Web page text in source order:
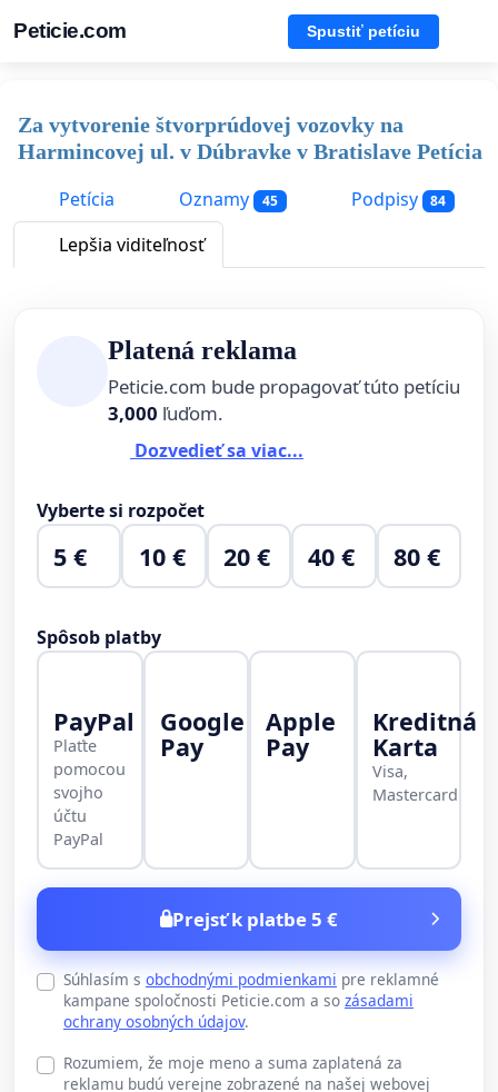
Peticie.com Spustiť petíciu
Za vytvorenie štvorprúdovej vozovky na
Harmincovej ul. v Dúbravke v Bratislave Petícia
Petícia
Oznamy 45 Podpisy 84
Lepšia viditeľnosť
Platená reklama
Peticie.com bude propagovať túto petíciu
3,000 ľuďom.
Dozvedieť sa viac...
Vyberte si rozpočet
5 € 10 € 20 € 40 € 80 €
Spôsob platby
PayPal
Plaťte
pomocou
svojho
účtu
PayPal
Google
Pay
Apple
Pay
Kreditná
Karta
Visa,
Mastercard
Prejsť k platbe 5 €
Súhlasím s obchodnými podmienkami pre reklamné
kampane spoločnosti Peticie.com a so zásadami
ochrany osobných údajov.
Rozumiem, že moje meno a suma zaplatená za
reklamu budú verejne zobrazené na našej webovej